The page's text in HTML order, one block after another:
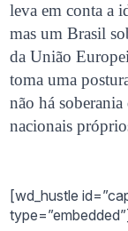
leva em conta a
mas um Brasil
da União
toma uma
não há
nacionais
[wd_hustle
type=”embedded”]